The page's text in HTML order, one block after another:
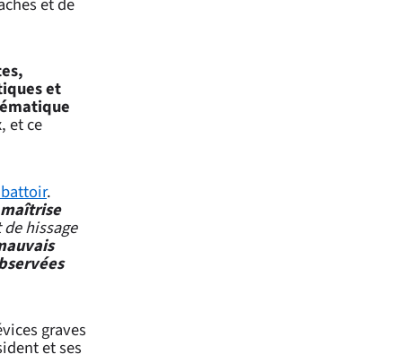
et
et ce
.
hissage
graves
et ses